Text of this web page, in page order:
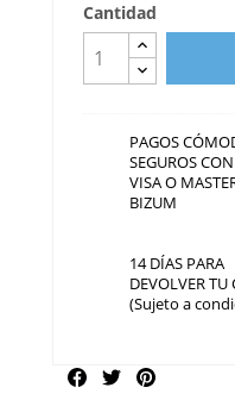
Cantidad
PAGOS
SEGUROS
VISA O
BIZUM
14 DÍAS PARA
DEVOLVER TU
(Sujeto a
Compartir